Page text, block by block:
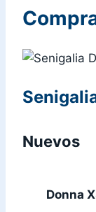
Nuevos
Donna